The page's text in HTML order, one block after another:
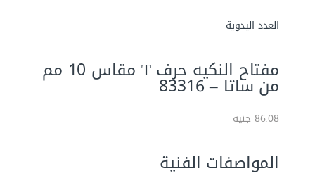
العدد اليدوية
مفتاح النكيه حرف T مقاس 10 مم
من ساتا – ‏83316
86.08 جنيه
المواصفات الفنية